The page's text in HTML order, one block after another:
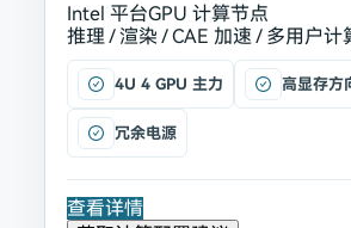
Intel 平台GPU 计算节点
推理 / 渲染 / CAE 加速 / 多用户计
4U 4 GPU 主力 高显存方
冗余电源
查看详情